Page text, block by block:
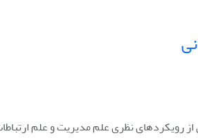
رویکردهای نظری علم مدیریت و علم